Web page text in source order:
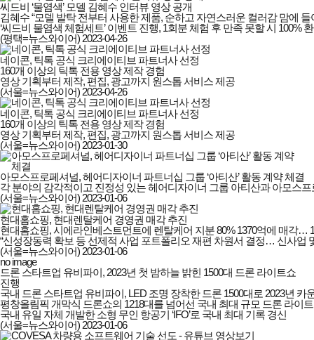
씨드비 ‘물염색’ 모델 김혜수 인터뷰 영상 공개
김혜수 “모델 발탁 전부터 사용한 제품, 순하고 자연스러운 컬러감 맘에 들
‘씨드비 물염색 체험세트’ 이벤트 진행, 1회분 체험 후 만족 못할 시 100%
(평택=뉴스와이어) 2023-04-26
네이콘, 틱톡 공식 크리에이티브 파트너사 선정
160개 이상의 틱톡 전용 영상 제작 경험
영상 기획부터 제작, 편집, 광고까지 원스톱 서비스 제공
(서울=뉴스와이어) 2023-04-26
네이콘, 틱톡 공식 크리에이티브 파트너사 선정
160개 이상의 틱톡 전용 영상 제작 경험
영상 기획부터 제작, 편집, 광고까지 원스톱 서비스 제공
(서울=뉴스와이어) 2023-01-30
아모스프로페셔널, 헤어디자이너 파트너십 그룹 ‘아티산’ 활동 계약 체결
각 분야의 감각적이고 진정성 있는 헤어디자이너 그룹 아티산과 아모스
(서울=뉴스와이어) 2023-01-06
현대홈쇼핑, 현대렌탈케어 경영권 매각 추진
현대홈쇼핑, 시에라인베스트먼트에 렌탈케어 지분 80% 1370억에 매각…
“신성장동력 확보 등 선제적 사업 포트폴리오 재편 차원서 결정… 신사업
(서울=뉴스와이어) 2023-01-06
no image
드론 스타트업 유비파이, 2023년 첫 밤하늘 밝힌 1500대 드론 라이트쇼
진행
국내 드론 스타트업 유비파이, LED 조명 장착한 드론 1500대로 2023년 카
평창올림픽 개막식 드론쇼의 1218대를 넘어선 국내 최대 규모 드론 라이
국내 유일 자체 개발한 소형 무인 항공기 ‘IFO’로 국내 최대 기록 경신
(서울=뉴스와이어) 2023-01-06